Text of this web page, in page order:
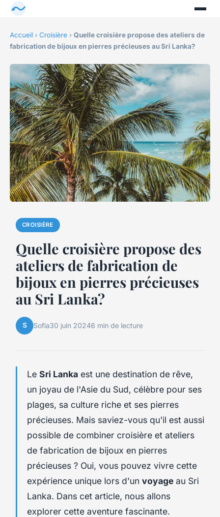
Accueil › Croisière › Quelle croisière propose des ateliers de
fabrication de bijoux en pierres précieuses au Sri Lanka?
CROISIÈRE
Quelle croisière propose des
ateliers de fabrication de
bijoux en pierres précieuses
au Sri Lanka?
S Sofia30 juin 20246 min de lecture
Le Sri Lanka est une destination de rêve,
un joyau de l'Asie du Sud, célèbre pour ses
plages, sa culture riche et ses pierres
précieuses. Mais saviez-vous qu'il est aussi
possible de combiner croisière et ateliers
de fabrication de bijoux en pierres
précieuses ? Oui, vous pouvez vivre cette
expérience unique lors d'un voyage au Sri
Lanka. Dans cet article, nous allons
explorer cette aventure fascinante.